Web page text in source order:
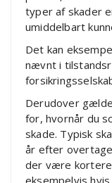
typer af skader
umiddelbart
Det kan
nævnt i
Derudover
for, hvornår du
skade. Typisk
år efter
der være